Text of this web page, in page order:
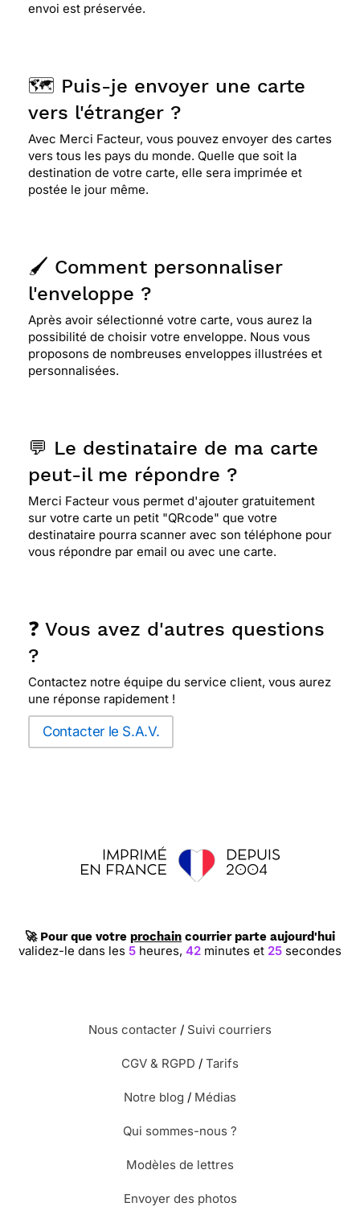
envoi est préservée.
🗺️ Puis-je envoyer une carte
vers l'étranger ?
Avec Merci Facteur, vous pouvez envoyer des cartes
vers tous les pays du monde. Quelle que soit la
destination de votre carte, elle sera imprimée et
postée le jour même.
🖌️ Comment personnaliser
l'enveloppe ?
Après avoir sélectionné votre carte, vous aurez la
possibilité de choisir votre enveloppe. Nous vous
proposons de nombreuses enveloppes illustrées et
personnalisées.
💬 Le destinataire de ma carte
peut-il me répondre ?
Merci Facteur vous permet d'ajouter gratuitement
sur votre carte un petit "QRcode" que votre
destinataire pourra scanner avec son téléphone pour
vous répondre par email ou avec une carte.
❓ Vous avez d'autres questions
?
Contactez notre équipe du service client, vous aurez
une réponse rapidement !
Contacter le S.A.V.
🚀 Pour que votre prochain courrier parte aujourd'hui
validez-le dans les 5heures, 42minutes et 24 secondes
Nous contacter / Suivi courriers
CGV & RGPD / Tarifs
Notre blog / Médias
Qui sommes-nous ?
Modèles de lettres
Envoyer des photos